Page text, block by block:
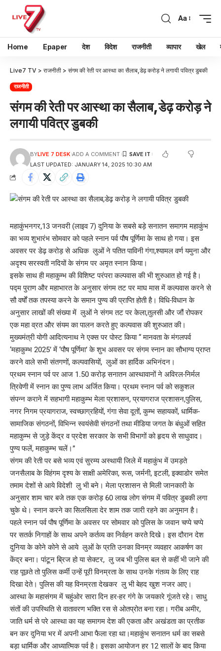
Aa
Home Epaper देश विदेश राजनीती व्यापार खेल
Live7 TV > राजनीती > संगम की रेती पर आस्था का सैलाब,डेढ़ करोड़ ने लगायी पवित्र डुबकी
राजनीती
संगम की रेती पर आस्था का सैलाब,डेढ़ करोड़ ने
लगायी पवित्र डुबकी
LAST UPDATED: JANUARY 14, 2025 10:30 AM
BYLIVE 7 DESK ADD A COMMENT
महाकुंभनगर,13 जनवरी (लाइव 7) दुनिया के सबसे बड़े सनातन समागम महाकुंभ
का भव्य शुभारंभ सोमवार को पहले स्नान पर्व पौष पूर्णिमा के साथ हो गया। इस
अवसर पर डेढ़ करोड़ से अधिक लुओं ने पतित पाविनी गंगा,श्यामल वर्ण यमुना और
अदृश्य सरस्वती नदियों के संगम पर अमृत स्नान किया।
इसके साथ ही महाकुम्भ की विशिष्ट परंपरा कल्पवास की भी शुरुआत हो गई है।
पद्म पुराण और महाभारत के अनुसार संगम तट पर माघ मास में कल्पवास करने से
सौ वर्षों तक तपस्या करने के समान पुण्य की प्राप्ति होती है। विधि-विधान के
अनुसार लाखों की संख्या में लुओं ने संगम तट पर केला,तुलसी और जौं रोपकर
एक महा व्रत और संयम का पालन करते हुए कल्पवास की शुरुआत की।
मुख्यमंत्री योगी आदित्यनाथ ने एक्स पर पोस्ट किया “ मानवता के मंगलपर्व
‘महाकुम्भ 2025’ में ‘पौष पूर्णिमा’ के शुभ अवसर पर संगम स्नान का सौभाग्य प्राप्त
करने वाले सभी संतगणों, कल्पवासियों, लुओं का हार्दिक अभिनंदन।
प्रथम स्नान पर्व पर आज 1.50 करोड़ सनातन आस्थावानों ने अविरल-निर्मल
त्रिवेणी में स्नान का पुण्य लाभ अर्जित किया। प्रथम स्नान पर्व को सकुशल
संपन्न कराने में सहभागी महाकुम्भ मेला प्रशासन, प्रयागराज प्रशासन,पुलिस,
नगर निगम प्रयागराज, स्वच्छाग्रहियों, गंगा सेवा दूतों, कुम्भ सहायकों, धार्मिक-
सामाजिक संगठनों, विभिन्न स्वयंसेवी संगठनों तथा मीडिया जगत के बंधुओं सहित
महाकुम्भ से जुड़े केंद्र व प्रदेश सरकार के सभी विभागों को हृदय से साधुवाद।
पुण्य फलें, महाकुम्भ चलें।”
संगम की रेती पर बसे भव्य एवं सुरम्य अस्थायी जिले में महाकुंभ में उमड़ते
जनसैलाब के विहंगम दृश्य के साक्षी अमेरिका, रूस, जर्मनी, इटली, इक्वाडोर समेत
तमाम देशों से आये विदेशी लु भी बने। मेला प्रशासन से मिली जानकारी के
अनुसार शाम चार बजे तक एक करोड़ 60 लाख लोग संगम में पवित्र डुबकी लगा
चुके थे। स्नान करने का सिलसिला देर शाम तक जारी रहने का अनुमान है।
पहले स्नान पर्व पौष पूर्णिमा के अवसर पर सोमवार को पुलिस के जवान चप्पे चप्पे
पर सतर्क निगाहों के साथ अपने कर्तव्य का निर्वहन करते दिखे। इस दौरान देश
दुनिया के कोने कोने से आये लुओं के प्रति उनका विनम्र व्यवहार आकर्षण का
केंद्र बना। पांटून ब्रिज हो या सेक्टर, लु जब भी पुलिस बल से कहीं भी जाने की
राह पूछते तो पुलिस कर्मी उन्हें पूरी विनम्रता के साथ उनके गंतव्य के लिए राह
दिखा देते। पुलिस की यह विनम्रता देखकर लु भी बेहद खुश नजर आए।
आस्था के महासंगम में चहुंओर सारा दिन हर-हर गंगे के जयकारे गूंजते रहे। साधु
संतों की उपस्थिति से वातावरण भक्ति रस से ओतप्रोत बना रहा। गरीब अमीर,
जाति धर्म से परे आस्था का यह समागम देश की एकता और अखंडता का प्रतीक
बन कर दुनिया भर में अपनी आभा फैला रहा था।महाकुंभ सनातन धर्म का सबसे
बड़ा धार्मिक और आध्यात्मिक पर्व है। इसका आयोजन हर 12 सालों के बाद किया